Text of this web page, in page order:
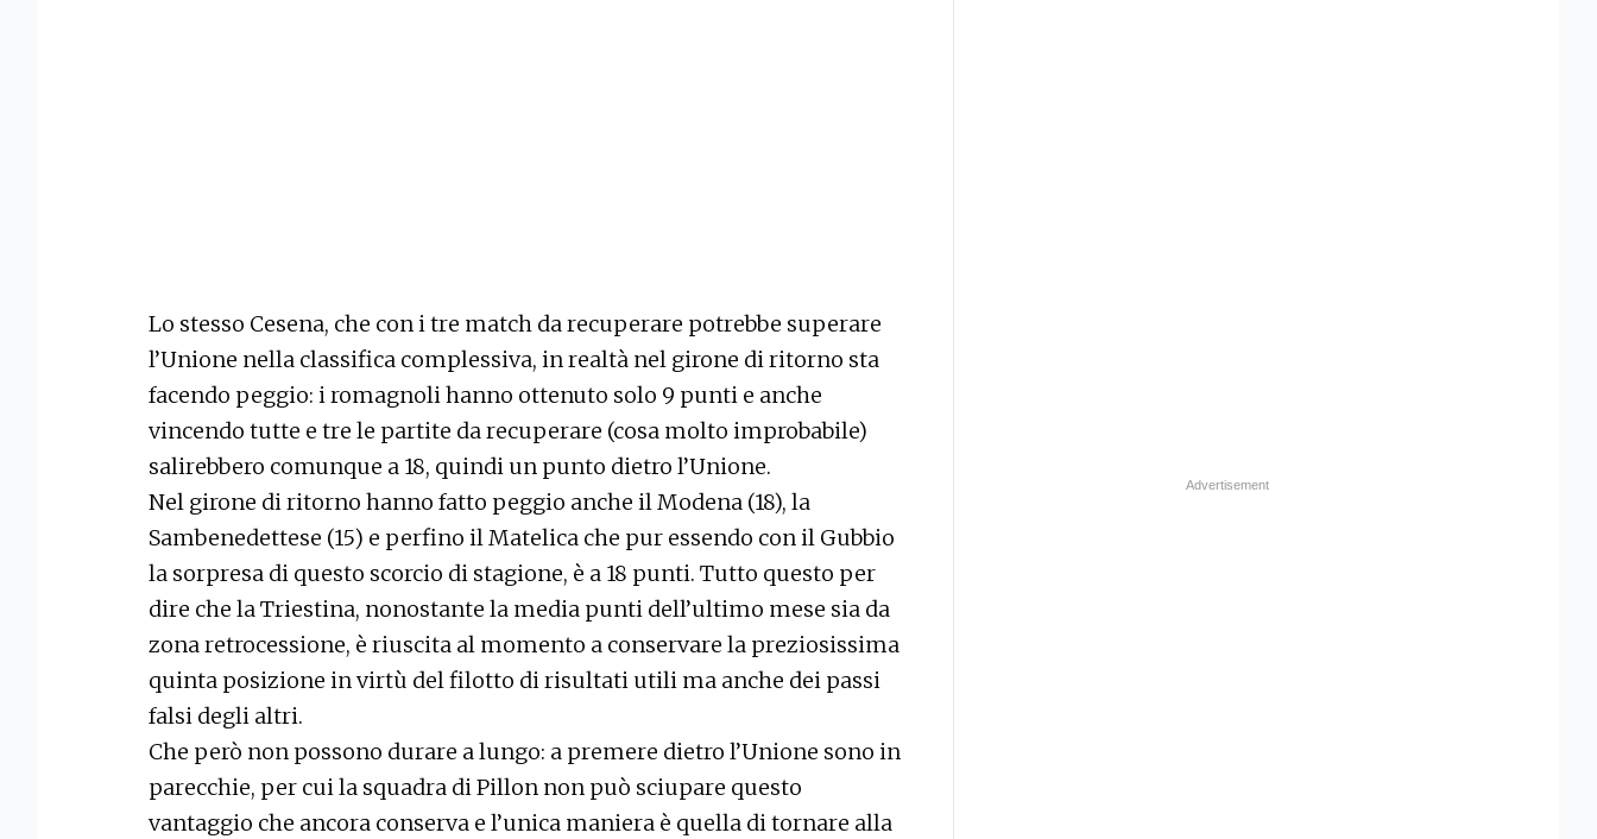
Lo stesso Cesena, che con i tre match da recuperare potrebbe superare
l’Unione nella classifica complessiva, in realtà nel girone di ritorno sta
facendo peggio: i romagnoli hanno ottenuto solo 9 punti e anche
vincendo tutte e tre le partite da recuperare (cosa molto improbabile)
salirebbero comunque a 18, quindi un punto dietro l’Unione.
Nel girone di ritorno hanno fatto peggio anche il Modena (18), la
Sambenedettese (15) e perfino il Matelica che pur essendo con il Gubbio
la sorpresa di questo scorcio di stagione, è a 18 punti. Tutto questo per
dire che la Triestina, nonostante la media punti dell’ultimo mese sia da
zona retrocessione, è riuscita al momento a conservare la preziosissima
quinta posizione in virtù del filotto di risultati utili ma anche dei passi
falsi degli altri.
Che però non possono durare a lungo: a premere dietro l’Unione sono in
parecchie, per cui la squadra di Pillon non può sciupare questo
vantaggio che ancora conserva e l’unica maniera è quella di tornare alla